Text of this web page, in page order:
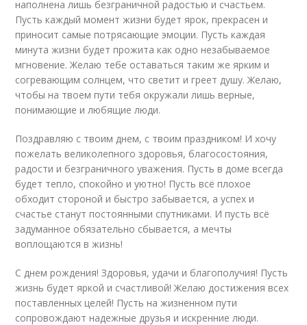
наполнена лишь безграничной радостью и счастьем.
Пусть каждый момент жизни будет ярок, прекрасен и
приносит самые потрясающие эмоции. Пусть каждая
минута жизни будет прожита как одно незабываемое
мгновение. Желаю тебе оставаться таким же ярким и
согревающим солнцем, что светит и греет душу. Желаю,
чтобы на твоем пути тебя окружали лишь верные,
понимающие и любящие люди.
Поздравляю с твоим днем, с твоим праздником! И хочу
пожелать великолепного здоровья, благосостояния,
радости и безграничного уважения. Пусть в доме всегда
будет тепло, спокойно и уютно! Пусть всё плохое
обходит стороной и быстро забывается, а успех и
счастье станут постоянными спутниками. И пусть всё
задуманное обязательно сбывается, а мечты
воплощаются в жизнь!
С днем рождения! Здоровья, удачи и благополучия! Пусть
жизнь будет яркой и счастливой! Желаю достижения всех
поставленных целей! Пусть на жизненном пути
сопровождают надежные друзья и искренние люди.